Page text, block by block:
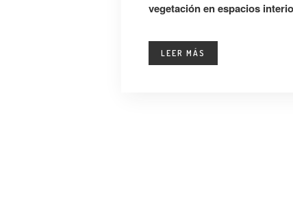
vegetación en espacios
LEER MÁS